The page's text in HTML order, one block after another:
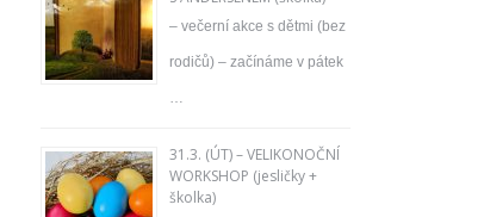
– večerní akce s dětmi (bez
rodičů) – začínáme v pátek
…
31.3. (ÚT) – VELIKONOČNÍ
WORKSHOP (jesličky +
školka)